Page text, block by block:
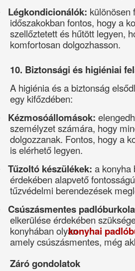
Légkondicionálók: különösen
időszakokban fontos, hogy a
szellőztetett és hűtött legyen,
komfortosan dolgozhasson.
10. Biztonsági és higiéniai
A higiénia és a biztonság
egy kifőzdében:
Kézmosóállomások:
személyzet számára, hogy
dolgozzanak. Fontos, hogy a
is elérhető legyen.
Tűzoltó készülékek: a konyha
érdekében alapvető
tűzvédelmi berendezések
Csúszásmentes
elkerülése érdekében
konyhában olyankonyhai
amely csúszásmentes, még
Záró gondolatok